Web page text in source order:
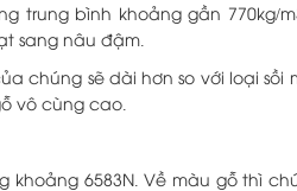
trung bình khoảng gần 770kg/
sang nâu đậm.
chúng sẽ dài hơn so với loại
vô cùng cao.
khoảng 6583N. Về màu gỗ thì